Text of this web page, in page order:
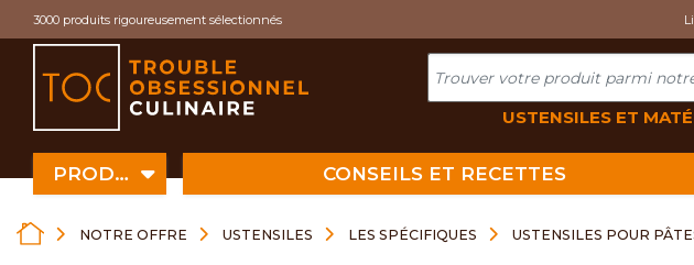
3000 produits rigoureusement sélectionnés
USTENSILES ET
PRODUITS CONSEILS ET RECETTES
NOTRE OFFRE USTENSILES LES SPÉCIFIQUES USTENSILES POUR